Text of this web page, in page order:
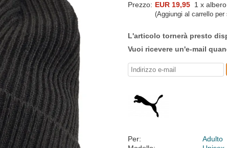
Prezzo: EUR 19,95 1 x albero
(Aggiungi al carrello per
L'articolo tornerà presto
Vuoi ricevere un'e-mail
Per:
Adulto